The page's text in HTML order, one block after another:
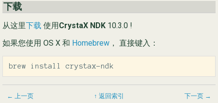
下载
从这里下载 使用CrystaX NDK 10.3.0 !
如果您使用 OS X 和 Homebrew ， 直接键入：
brew install crystax-ndk
← 上一页 ↑ 返回索引 下一页 →